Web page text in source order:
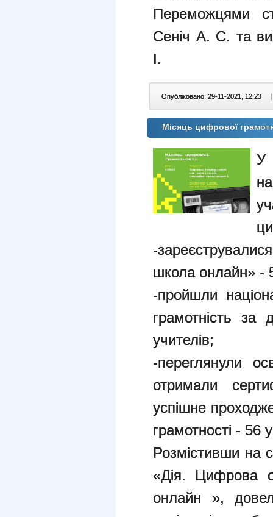
Переможцями
Сеніч А. С. та
І.
Опубліковано: 29-11-2021, 12:23 |
Місяць цифрової
У
-
школа онлайн» -
-пройшли
грамотність
учителів;
-переглянули
отримали
успішне
грамотності - 56
Розмістивши на
«Дія. Цифрова
онлайн »,